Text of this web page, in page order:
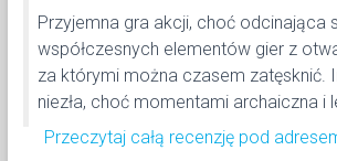
Przyjemna gra akcji, choć odcinająca
współczesnych elementów gier z
za którymi można czasem zatęsknić.
niezła, choć momentami archaiczna i
Przeczytaj całą recenzję pod